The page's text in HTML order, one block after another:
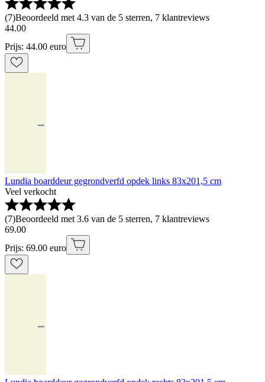
(7)Beoordeeld met 4.3 van de 5 sterren, 7 klantreviews
44.00
Prijs: 44.00 euro
Lundia boarddeur gegrondverfd opdek links 83x201,5 cm
Veel verkocht
(7)Beoordeeld met 3.6 van de 5 sterren, 7 klantreviews
69.00
Prijs: 69.00 euro